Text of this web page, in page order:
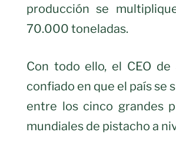
producción se
70.000 toneladas.
Con todo ello, el CEO de
confiado en que el país se
entre los cinco grandes
mundiales de pistacho a